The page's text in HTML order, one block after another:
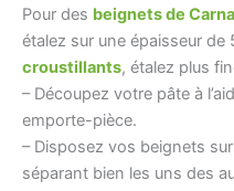
Pour des beignets de
étalez sur une épaisseur de
croustillants, étalez plus
– Découpez votre pâte à
emporte-pièce.
– Disposez vos beignets
séparant bien les uns des